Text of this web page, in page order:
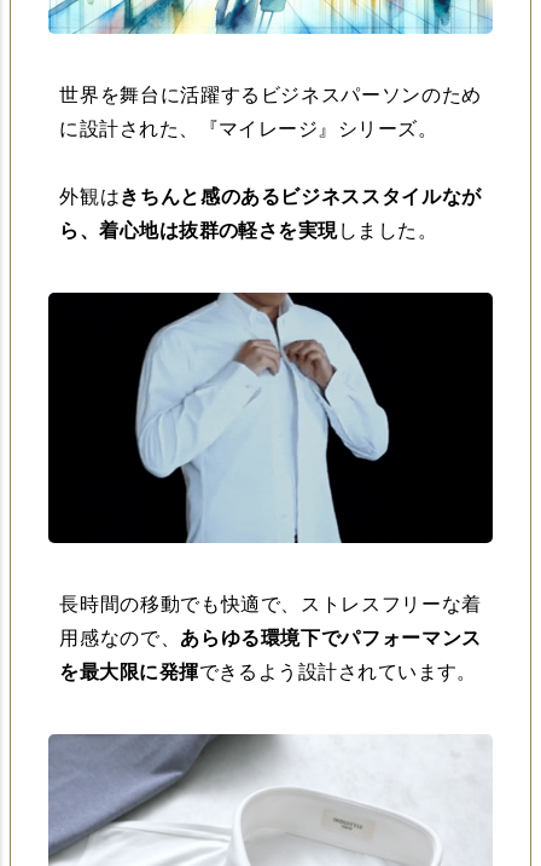
世界を舞台に活躍するビジネスパーソンのため
に設計された、『マイレージ』シリーズ。
外観はきちんと感のあるビジネススタイルなが
ら、着心地は抜群の軽さを実現しました。
長時間の移動でも快適で、ストレスフリーな着
用感なので、 あらゆる環境下でパフォーマンス
を最大限に発揮できるよう設計されています。